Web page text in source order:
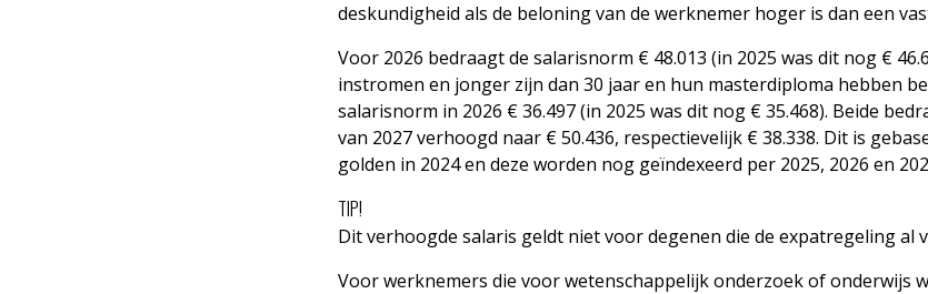
deskundigheid als de beloning van de werknemer hoger is dan een
Voor 2026 bedraagt de salarisnorm € 48.013 (in 2025 was dit nog €
instromen en jonger zijn dan 30 jaar en hun masterdiploma hebben
salarisnorm in 2026 € 36.497 (in 2025 was dit nog € 35.468). Beide
van 2027 verhoogd naar € 50.436, respectievelijk € 38.338. Dit is
golden in 2024 en deze worden nog geïndexeerd per 2025, 2026 en
TIP!
Dit verhoogde salaris geldt niet voor degenen die de expatregeling al
Voor werknemers die voor wetenschappelijk onderzoek of onderwijs